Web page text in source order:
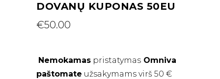
DOVANŲ KUPONAS 50EU
€50.00
Nemokamas pristatymas Omniva
paštomate užsakymams virš 50 €